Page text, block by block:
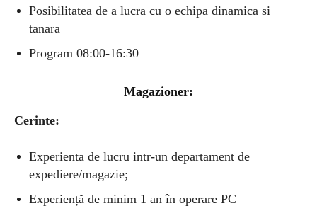
Posibilitatea de a lucra cu o echipa dinamica si
tanara
Program 08:00-16:30
Magazioner:
Cerinte:
Experienta de lucru intr-un departament de
expediere/magazie;
Experiență de minim 1 an în operare PC